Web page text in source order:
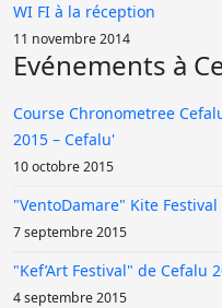
WI FI à la réception
11 novembre 2014
Evénements à
Course Chronometree
2015 – Cefalu'
10 octobre 2015
"VentoDamare" Kite
7 septembre 2015
"Kef’Art Festival" de Cefalu
4 septembre 2015